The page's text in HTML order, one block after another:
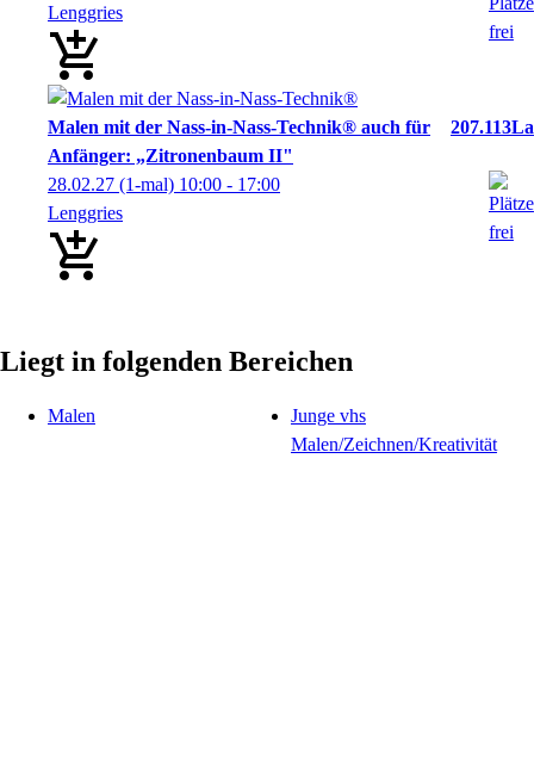
Lenggries
Malen mit der Nass-in-Nass-Technik® auch für
Anfänger: „Zitronenbaum II"
207.113La
28.02.27 (1-mal) 10:00 - 17:00
Lenggries
Liegt in folgenden Bereichen
Malen
Junge vhs
Malen/Zeichnen/Kreativität